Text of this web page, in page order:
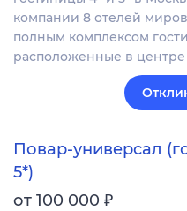
компании 8 отелей
полным комплексом
расположенные в
Повар-универсал
5*)
от 100 000 ₽